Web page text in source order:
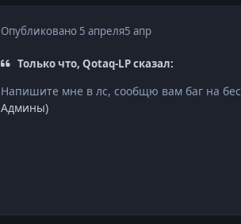
Опубликовано 5 апреля5 апр
Только что, Qotaq-LP сказал:
Напишите мне в лс, сообщю вам баг на
Админы)